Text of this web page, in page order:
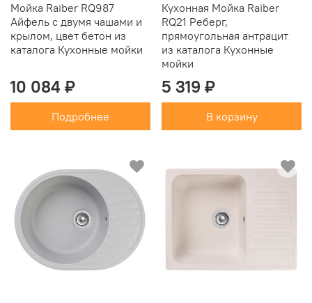
Мойка Raiber RQ987
Айфель с двумя чашами и
крылом, цвет бетон из
каталога Кухонные мойки
10 084 ₽
Подробнее
Кухонная Мойка Raiber
RQ21 Реберг,
прямоугольная антрацит
из каталога Кухонные
мойки
5 319 ₽
В корзину